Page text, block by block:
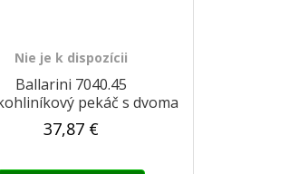
Nie je k dispozícii
Ballarini 7040.45
pekáč s dvoma
rukoväťami
37,87 €